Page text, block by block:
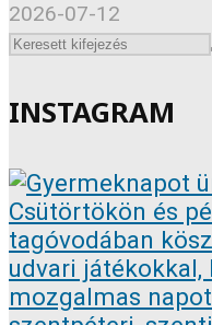
2026-07-12
INSTAGRAM